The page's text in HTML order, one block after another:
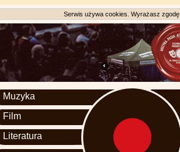
Serwis używa cookies. Wyrażasz
Muzyka
Film
Literatura